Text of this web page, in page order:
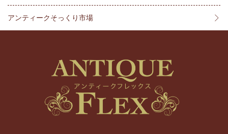
アンティークそっくり市場